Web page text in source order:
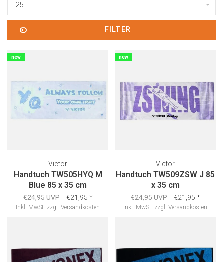
25
FILTER
new
Victor
Handtuch TW505HYQ M
Blue 85 x 35 cm
€24,95 UVP €21,95 *
Inkl. MwSt. zzgl. Versandkosten
new
Victor
Handtuch TW509ZSW J 85
x 35 cm
€24,95 UVP €21,95 *
Inkl. MwSt. zzgl. Versandkosten